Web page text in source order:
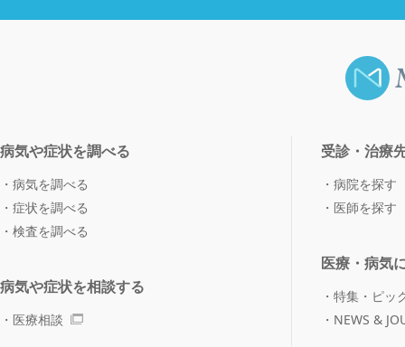
病気や症状を調べる
病気を調べる
症状を調べる
検査を調べる
病気や症状を相談する
医療相談
受診・治療
病院を探す
医師を探す
医療・病気
特集・ピッ
NEWS &